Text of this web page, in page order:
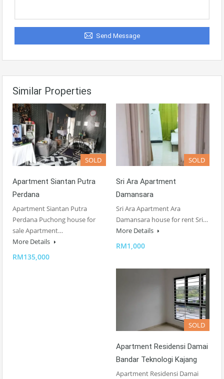
Send Message
Similar Properties
SOLD
Apartment Siantan Putra
Perdana
Apartment Siantan Putra
Perdana Puchong house for
sale Apartment…
More Details
RM135,000
SOLD
Sri Ara Apartment
Damansara
Sri Ara Apartment Ara
Damansara house for rent Sri…
More Details
RM1,000
SOLD
Apartment Residensi Damai
Bandar Teknologi Kajang
Apartment Residensi Damai